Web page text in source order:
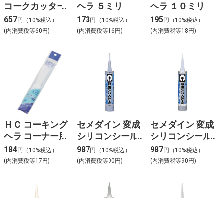
コークカッター
657円（10%税込）
(内消費税等60円)
ヘラ ５ミリ
173円（10%税込）
(内消費税等16円)
ヘラ １０ミリ
195円（10%税込）
(内消費税等18円)
ＨＣ コーキング
ヘラ コーナー用
184円（10%税込）
(内消費税等17円)
セメダイン 変成
シリコンシール
333ml グレー
987円（10%税込）
(内消費税等90円)
セメダイン 変成
シリコンシール
333ml ホワイト
987円（10%税込）
(内消費税等90円)